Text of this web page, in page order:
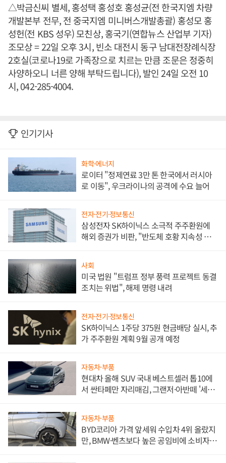
△박금신씨 별세, 홍성택 홍성호 홍성균(전 한국지엠 차량
개발본부 전무, 전 중국지엠 미니버스개발총괄) 홍성모 홍
성헌(전 KBS 성우) 모친상, 홍국기(연합뉴스 산업부 기자)
조모상 = 22일 오후 3시, 빈소 대전시 동구 남대전장례식장
2호실(코로나19로 가족장으로 치르는 만큼 조문은 정중히
사양하오니 너른 양해 부탁드립니다), 발인 24일 오전 10
시, 042-285-4004.
인기기사
화학·에너지
로이터 "정제연료 3만 톤 한국에서 러시아
로 이동", 우크라이나의 공격에 수요 늘어
전자·전기·정보통신
삼성전자 SK하이닉스 소극적 주주환원에
해외 증권가 비판, "반도체 호황 지속성 의
사회
미국 법원 "트럼프 정부 풍력 프로젝트 동결
조치는 위법", 해제 명령 내려
전자·전기·정보통신
SK하이닉스 1주당 375원 현금배당 실시, 추
가 주주환원 계획 9월 공개 예정
자동차·부품
현대차 올해 SUV 국내 베스트셀러 톱10에
서 싼타페만 자리매김, 그랜저·아반떼 '세단
자동차·부품
BYD코리아 가격 앞세워 수입차 4위 올랐지
만, BMW·벤츠보다 높은 공임비에 소비자